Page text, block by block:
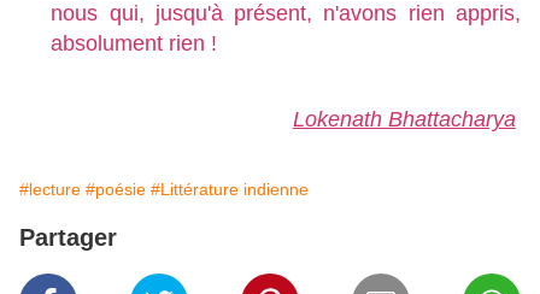
nous qui, jusqu'à présent, n'avons rien appris,
absolument rien !
Lokenath Bhattacharya
#lecture #poésie #Littérature indienne
Partager